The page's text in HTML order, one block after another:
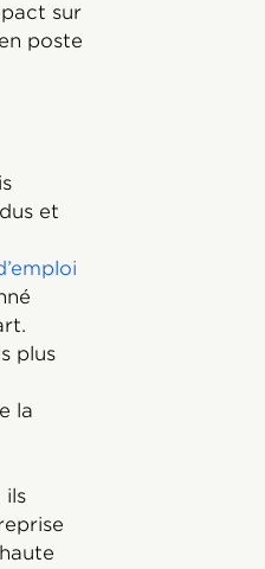
sur
poste
et
plus
la
ils